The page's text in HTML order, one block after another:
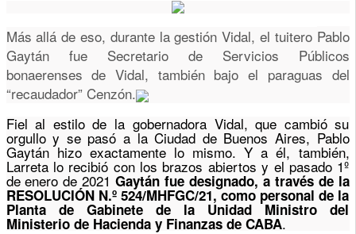
Más allá de eso, durante la gestión Vidal, el tuitero Pablo
Gaytán fue Secretario de Servicios Públicos
bonaerenses de Vidal, también bajo el paraguas del
“recaudador” Cenzón.
Fiel al estilo de la gobernadora Vidal, que cambió su
orgullo y se pasó a la Ciudad de Buenos Aires, Pablo
Gaytán hizo exactamente lo mismo. Y a él, también,
Larreta lo recibió con los brazos abiertos y el pasado 1º
de enero de 2021Gaytánfue designado, a través de la
RESOLUCIÓN N.º 524/MHFGC/21, como personal de la
Planta de Gabinete de la Unidad Ministro del
Ministerio de Hacienda y Finanzas de CABA.